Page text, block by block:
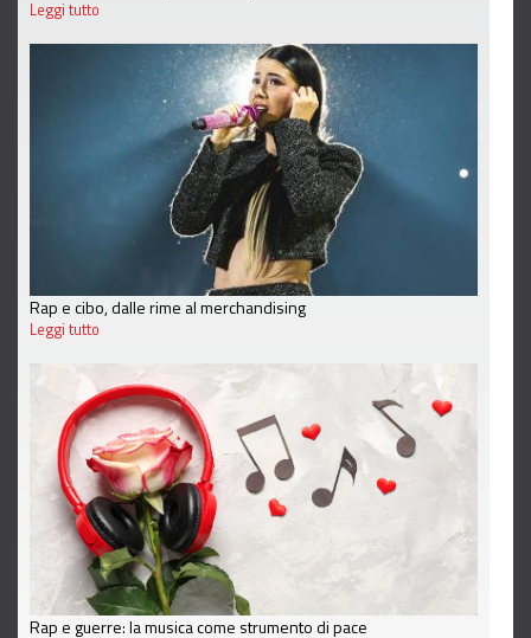
Leggi tutto
Rap e cibo, dalle rime al merchandising
Leggi tutto
Rap e guerre: la musica come strumento di pace